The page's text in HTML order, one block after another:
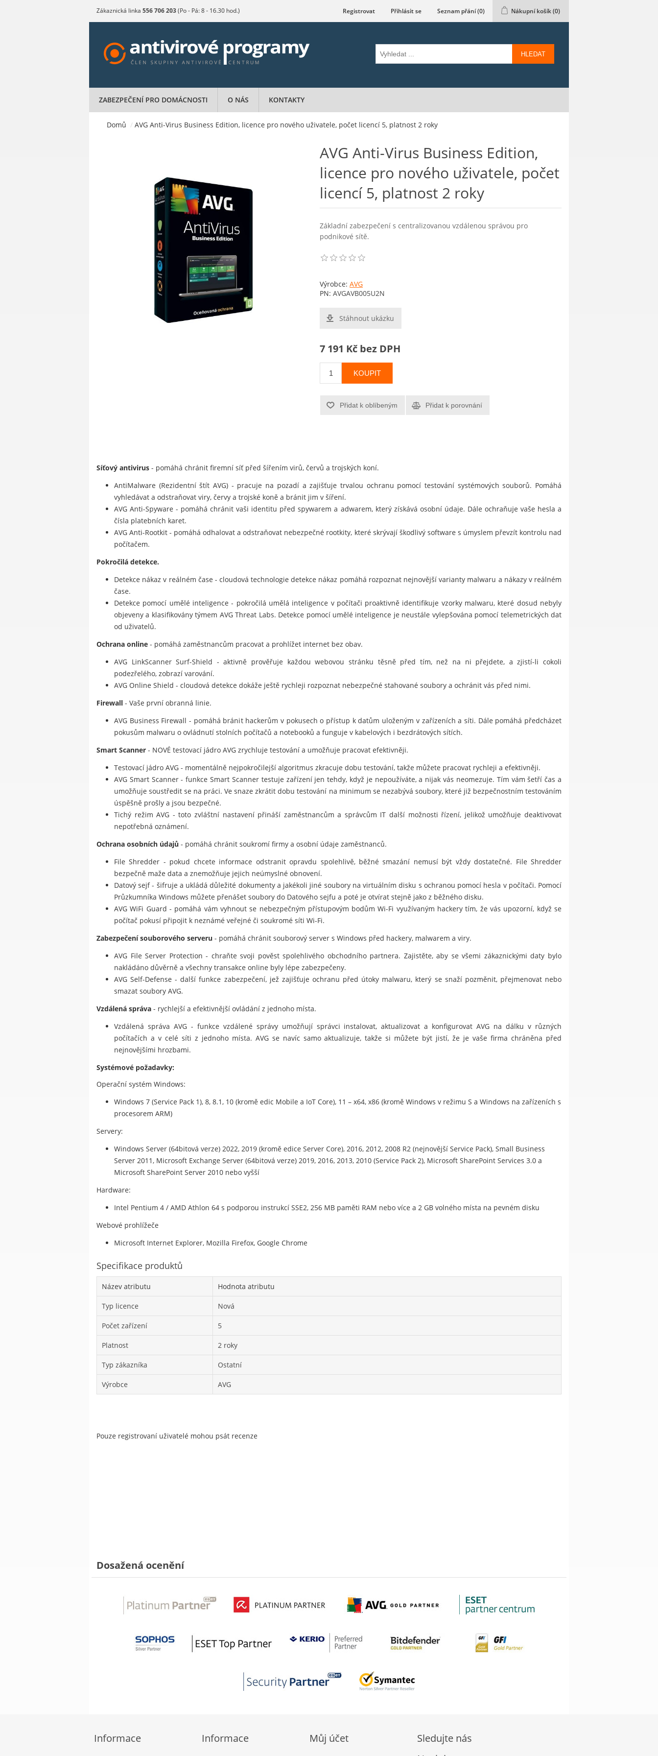
Zákaznická linka 556 706 203(Po - Pá: 8 - 16.30 hod.) Registrovat Přihlásit se Seznam přání(0) Nákupní košík(0)
HLEDAT
ZABEZPEČENÍ PRO DOMÁCNOSTI O NÁS KONTAKTY
Domů / AVG Anti-Virus Business Edition, licence pro nového uživatele, počet licencí 5, platnost 2 roky
AVG Anti-Virus Business Edition,
licence pro nového uživatele, počet
licencí 5, platnost 2 roky
Základní zabezpečení s centralizovanou vzdálenou správou pro
podnikové sítě.
Výrobce: AVG
PN: AVGAVB005U2N
Stáhnout ukázku
7 191 Kč bez DPH
KOUPIT
Přidat k oblíbeným Přidat k porovnání
Síťový antivirus - pomáhá chránit firemní síť před šířením virů, červů a trojských koní.
AntiMalware (Rezidentní štít AVG) - pracuje na pozadí a zajišťuje trvalou ochranu pomocí testování systémových souborů. Pomáhá
vyhledávat a odstraňovat viry, červy a trojské koně a bránit jim v šíření.
AVG Anti-Spyware - pomáhá chránit vaši identitu před spywarem a adwarem, který získává osobní údaje. Dále ochraňuje vaše hesla a
čísla platebních karet.
AVG Anti-Rootkit - pomáhá odhalovat a odstraňovat nebezpečné rootkity, které skrývají škodlivý software s úmyslem převzít kontrolu nad
počítačem.
Pokročilá detekce.
Detekce nákaz v reálném čase - cloudová technologie detekce nákaz pomáhá rozpoznat nejnovější varianty malwaru a nákazy v reálném
čase.
Detekce pomocí umělé inteligence - pokročilá umělá inteligence v počítači proaktivně identifikuje vzorky malwaru, které dosud nebyly
objeveny a klasifikovány týmem AVG Threat Labs. Detekce pomocí umělé inteligence je neustále vylepšována pomocí telemetrických dat
od uživatelů.
Ochrana online - pomáhá zaměstnancům pracovat a prohlížet internet bez obav.
AVG LinkScanner Surf-Shield - aktivně prověřuje každou webovou stránku těsně před tím, než na ni přejdete, a zjistí-li cokoli
podezřelého, zobrazí varování.
AVG Online Shield - cloudová detekce dokáže ještě rychleji rozpoznat nebezpečné stahované soubory a ochránit vás před nimi.
Firewall - Vaše první obranná linie.
AVG Business Firewall - pomáhá bránit hackerům v pokusech o přístup k datům uloženým v zařízeních a síti. Dále pomáhá předcházet
pokusům malwaru o ovládnutí stolních počítačů a notebooků a funguje v kabelových i bezdrátových sítích.
Smart Scanner - NOVÉ testovací jádro AVG zrychluje testování a umožňuje pracovat efektivněji.
Testovací jádro AVG - momentálně nejpokročilejší algoritmus zkracuje dobu testování, takže můžete pracovat rychleji a efektivněji.
AVG Smart Scanner - funkce Smart Scanner testuje zařízení jen tehdy, když je nepoužíváte, a nijak vás neomezuje. Tím vám šetří čas a
umožňuje soustředit se na práci. Ve snaze zkrátit dobu testování na minimum se nezabývá soubory, které již bezpečnostním testováním
úspěšně prošly a jsou bezpečné.
Tichý režim AVG - toto zvláštní nastavení přináší zaměstnancům a správcům IT další možnosti řízení, jelikož umožňuje deaktivovat
nepotřebná oznámení.
Ochrana osobních údajů - pomáhá chránit soukromí firmy a osobní údaje zaměstnanců.
File Shredder - pokud chcete informace odstranit opravdu spolehlivě, běžné smazání nemusí být vždy dostatečné. File Shredder
bezpečně maže data a znemožňuje jejich neúmyslné obnovení.
Datový sejf - šifruje a ukládá důležité dokumenty a jakékoli jiné soubory na virtuálním disku s ochranou pomocí hesla v počítači. Pomocí
Průzkumníka Windows můžete přenášet soubory do Datového sejfu a poté je otvírat stejně jako z běžného disku.
AVG WiFi Guard - pomáhá vám vyhnout se nebezpečným přístupovým bodům Wi-Fi využívaným hackery tím, že vás upozorní, když se
počítač pokusí připojit k neznámé veřejné či soukromé síti Wi-Fi.
Zabezpečení souborového serveru - pomáhá chránit souborový server s Windows před hackery, malwarem a viry.
AVG File Server Protection - chraňte svoji pověst spolehlivého obchodního partnera. Zajistěte, aby se všemi zákaznickými daty bylo
nakládáno důvěrně a všechny transakce online byly lépe zabezpečeny.
AVG Self-Defense - další funkce zabezpečení, jež zajišťuje ochranu před útoky malwaru, který se snaží pozměnit, přejmenovat nebo
smazat soubory AVG.
Vzdálená správa - rychlejší a efektivnější ovládání z jednoho místa.
Vzdálená správa AVG - funkce vzdálené správy umožňují správci instalovat, aktualizovat a konfigurovat AVG na dálku v různých
počítačích a v celé síti z jednoho místa. AVG se navíc samo aktualizuje, takže si můžete být jistí, že je vaše firma chráněna před
nejnovějšími hrozbami.
Systémové požadavky:
Operační systém Windows:
Windows 7 (Service Pack 1), 8, 8.1, 10 (kromě edic Mobile a IoT Core), 11 – x64, x86 (kromě Windows v režimu S a Windows na zařízeních s
procesorem ARM)
Servery:
Windows Server (64bitová verze) 2022, 2019 (kromě edice Server Core), 2016, 2012, 2008 R2 (nejnovější Service Pack), Small Business
Server 2011, Microsoft Exchange Server (64bitová verze) 2019, 2016, 2013, 2010 (Service Pack 2), Microsoft SharePoint Services 3.0 a
Microsoft SharePoint Server 2010 nebo vyšší
Hardware:
Intel Pentium 4 / AMD Athlon 64 s podporou instrukcí SSE2, 256 MB paměti RAM nebo více a 2 GB volného místa na pevném disku
Webové prohlížeče
Microsoft Internet Explorer, Mozilla Firefox, Google Chrome
Specifikace produktů
Název atributu Hodnota atributu
Typ licence Nová
Počet zařízení 5
Platnost 2 roky
Typ zákazníka Ostatní
Výrobce AVG
Pouze registrovaní uživatelé mohou psát recenze
Dosažená ocenění
Informace Informace Můj účet
Sledujte nás